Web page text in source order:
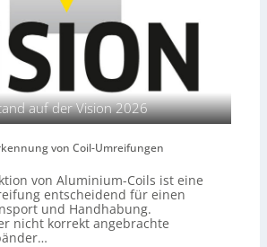
auf der Vision 2026
von Coil-Umreifungen
von Aluminium-Coils ist eine
entscheidend für einen
und Handhabung.
nicht korrekt angebrachte